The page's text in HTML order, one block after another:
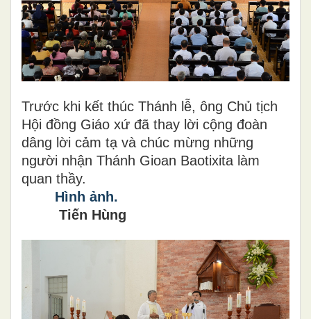
Trước khi kết thúc Thánh lễ, ông Chủ tịch
Hội đồng Giáo xứ đã thay lời cộng đoàn
dâng lời cảm tạ và chúc mừng những
người nhận Thánh Gioan Baotixita làm
quan thầy.
Hình ảnh.
Tiến Hùng